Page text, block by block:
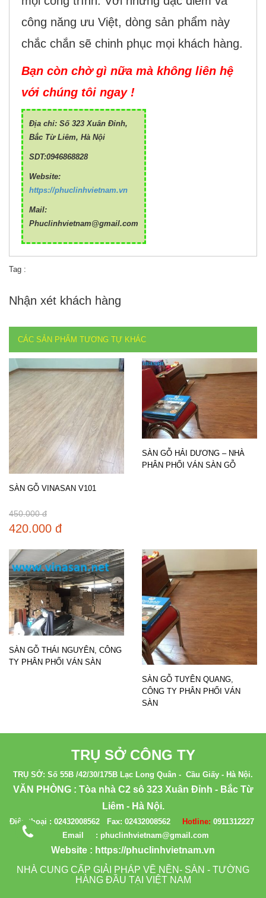
công năng ưu Việt, dòng sản phẩm này
chắc chắn sẽ chinh phục mọi khách hàng.
Bạn còn chờ gì nữa mà không liên hệ
với chúng tôi ngay !
Địa chỉ: Số 323 Xuân Đỉnh,
Bắc Từ Liêm, Hà Nội
SDT:0946868828
Website:
https://phuclinhvietnam.vn
Mail:
Phuclinhvietnam@gmail.com
Tag :
Nhận xét khách hàng
CÁC SẢN PHẨM TƯƠNG TỰ KHÁC
SÀN GỖ VINASAN V101
450.000 đ
420.000 đ
SÀN GỖ HẢI DƯƠNG – NHÀ
PHÂN PHỐI VÁN SÀN GỖ
SÀN GỖ THÁI NGUYÊN, CÔNG
TY PHÂN PHỐI VÁN SÀN
SÀN GỖ TUYÊN QUANG,
CÔNG TY PHÂN PHỐI VÁN
SÀN
TRỤ SỞ CÔNG TY
TRỤ SỞ: Số 55B /42/30/175B Lạc Long Quân - Cầu Giấy - Hà Nội.
VĂN PHÒNG : Tòa nhà C2 sô 323 Xuân Đỉnh - Bắc Từ
Liêm - Hà Nội.
Điện thoại : 02432008562 Fax: 02432008562 Hotline: 0911312227
Email : phuclinhvietnam@gmail.com
Website : https://phuclinhvietnam.vn
NHÀ CUNG CẤP GIẢI PHÁP VỀ NỀN- SÀN - TƯỜNG
HÀNG ĐẦU TẠI VIỆT NAM